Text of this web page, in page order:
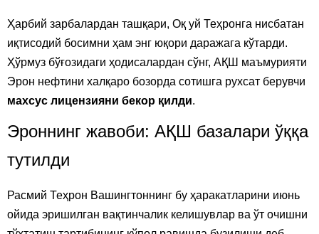
Ҳарбий зарбалардан ташқари, Оқ уй Теҳронга нисбатан
иқтисодий босимни ҳам энг юқори даражага кўтарди.
Ҳўрмуз бўғозидаги ҳодисалардан сўнг, АҚШ маъмурияти
Эрон нефтини халқаро бозорда сотишга рухсат берувчи
махсус лицензияни бекор қилди.
Эроннинг жавоби: АҚШ базалари ўққа
тутилди
Расмий Теҳрон Вашингтоннинг бу ҳаракатларини июнь
ойида эришилган вақтинчалик келишувлар ва ўт очишни